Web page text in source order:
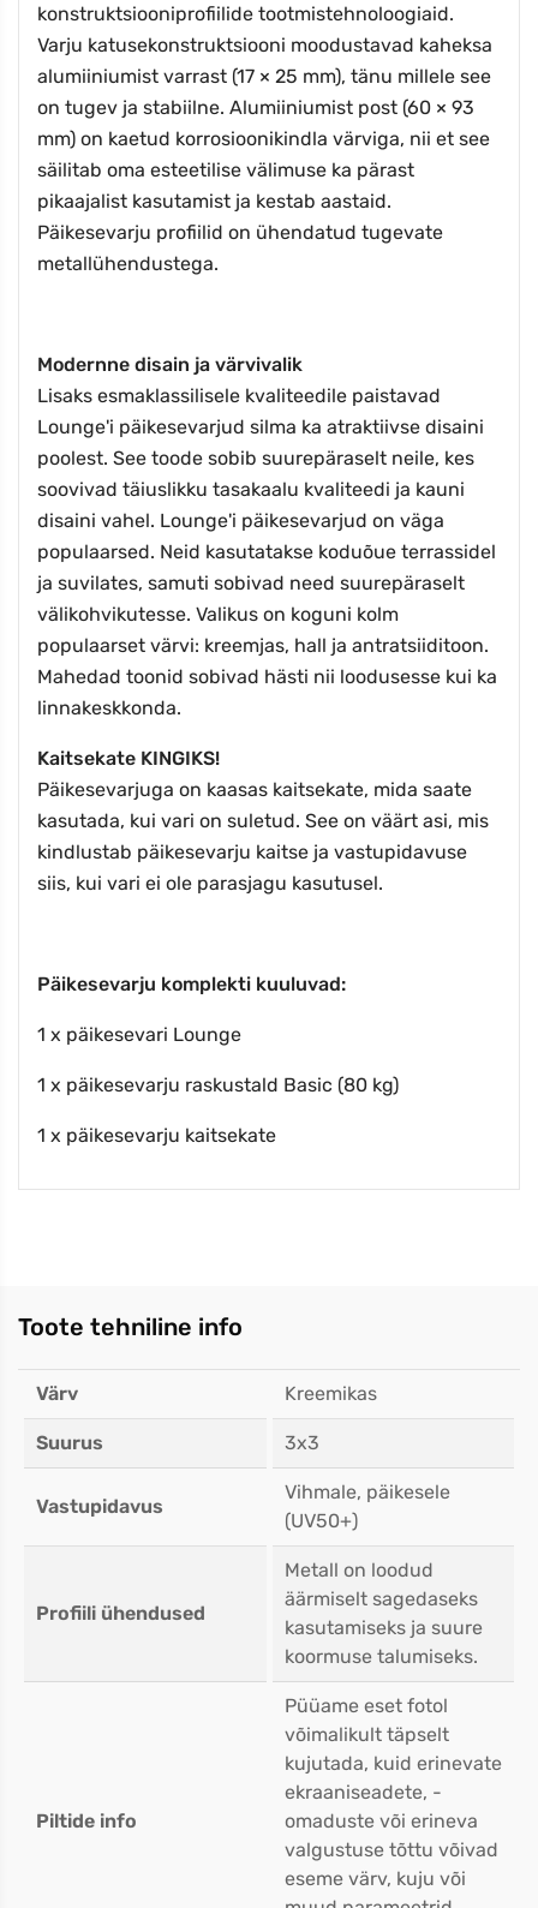
konstruktsiooniprofiilide tootmistehnoloogiaid.
Varju katusekonstruktsiooni moodustavad kaheksa
alumiiniumist varrast (17 × 25 mm), tänu millele see
on tugev ja stabiilne. Alumiiniumist post (60 × 93
mm) on kaetud korrosioonikindla värviga, nii et see
säilitab oma esteetilise välimuse ka pärast
pikaajalist kasutamist ja kestab aastaid.
Päikesevarju profiilid on ühendatud tugevate
metallühendustega.
Modernne disain ja värvivalik
Lisaks esmaklassilisele kvaliteedile paistavad
Lounge'i päikesevarjud silma ka atraktiivse disaini
poolest. See toode sobib suurepäraselt neile, kes
soovivad täiuslikku tasakaalu kvaliteedi ja kauni
disaini vahel. Lounge'i päikesevarjud on väga
populaarsed. Neid kasutatakse koduõue terrassidel
ja suvilates, samuti sobivad need suurepäraselt
välikohvikutesse. Valikus on koguni kolm
populaarset värvi: kreemjas, hall ja antratsiiditoon.
Mahedad toonid sobivad hästi nii loodusesse kui ka
linnakeskkonda.
Kaitsekate KINGIKS!
Päikesevarjuga on kaasas kaitsekate, mida saate
kasutada, kui vari on suletud. See on väärt asi, mis
kindlustab päikesevarju kaitse ja vastupidavuse
siis, kui vari ei ole parasjagu kasutusel.
Päikesevarju komplekti kuuluvad:
1 x päikesevari Lounge
1 x päikesevarju raskustald Basic (80 kg)
1 x päikesevarju kaitsekate
Toote tehniline info
Värv Kreemikas
Suurus 3x3
Vastupidavus
Vihmale, päikesele
(UV50+)
Profiili ühendused
Metall on loodud
äärmiselt sagedaseks
kasutamiseks ja suure
koormuse talumiseks.
Piltide info
Püüame eset fotol
võimalikult täpselt
kujutada, kuid erinevate
ekraaniseadete, -
omaduste või erineva
valgustuse tõttu võivad
eseme värv, kuju või